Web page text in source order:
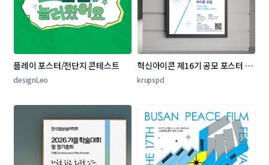
플레이 포스터/전단지 콘테스트
designLeo
혁신아이콘 제16기 공모 포스터 디
자인 콘테스트
krupspd